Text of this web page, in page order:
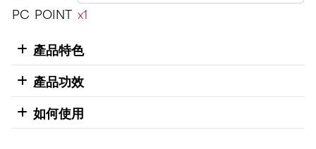
PC POINT x1
產品特色
產品功效
如何使用